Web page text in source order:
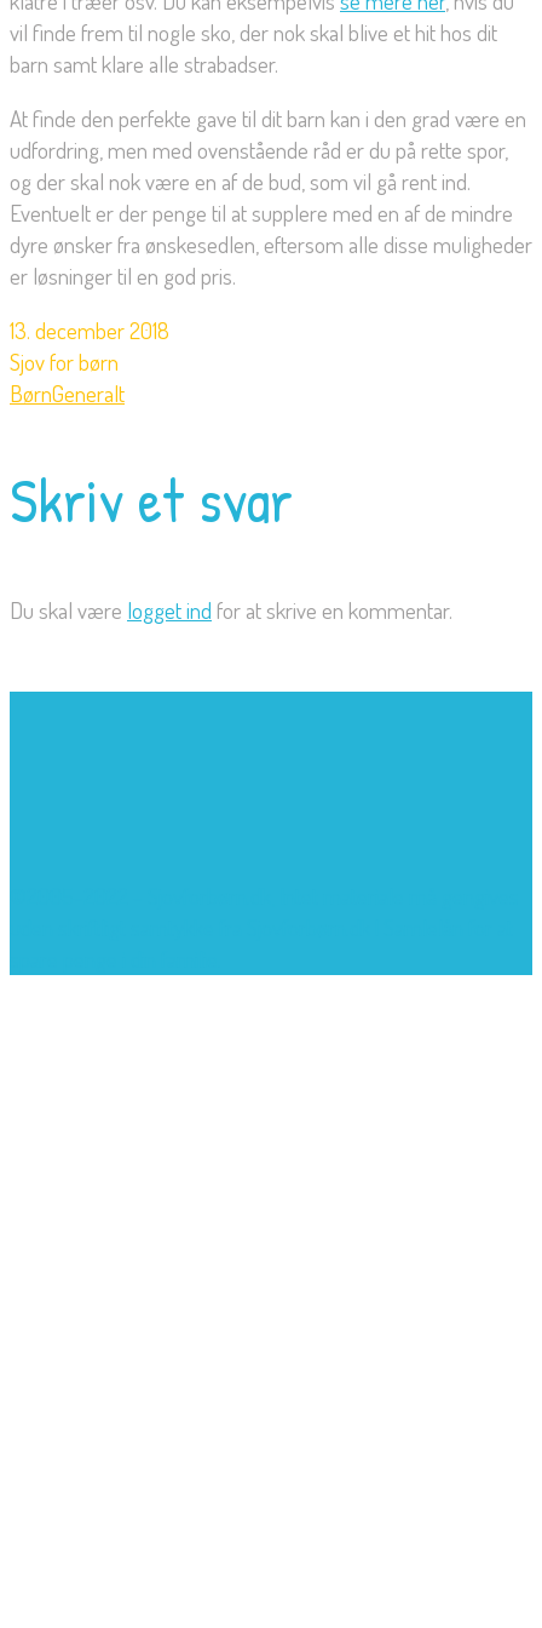
vil finde frem til nogle sko, der nok skal blive et hit hos dit
barn samt klare alle strabadser.
At finde den perfekte gave til dit barn kan i den grad være en
udfordring, men med ovenstående råd er du på rette spor,
og der skal nok være en af de bud, som vil gå rent ind.
Eventuelt er der penge til at supplere med en af de mindre
dyre ønsker fra ønskesedlen, eftersom alle disse muligheder
er løsninger til en god pris.
13. december 2018
Sjov for børn
BørnGeneralt
Skriv et svar
Du skal være logget ind for at skrive en kommentar.